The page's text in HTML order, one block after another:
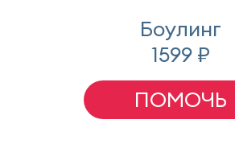
Боулинг
1599 ₽
ПОМОЧЬ